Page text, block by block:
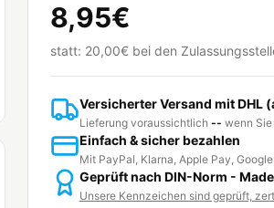
8,95€
statt: 20,00€ bei den
Versicherter Versand mit DHL
Lieferung voraussichtlich -- wenn
Einfach & sicher bezahlen
Mit PayPal, Klarna, Apple Pay,
Geprüft nach DIN-Norm -
Unsere Kennzeichen sind geprüft,